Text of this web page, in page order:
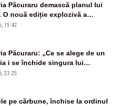
Păcuraru demască planul lui
O nouă ediție explozivă a
„Miza Zilei” la Realitatea PLUS
15:42
Păcuraru: „Ce se alege de un
i se închide singura lui
23:25
pe cărbune, închise la ordinul